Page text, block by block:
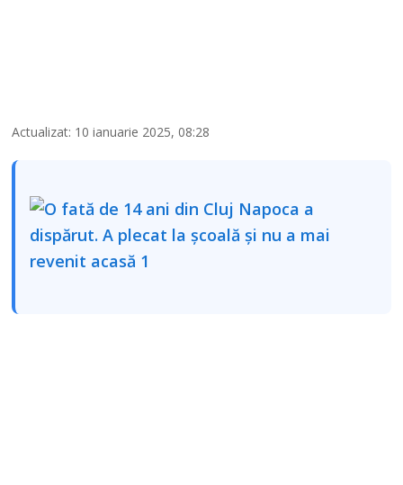
Actualizat: 10 ianuarie 2025, 08:28